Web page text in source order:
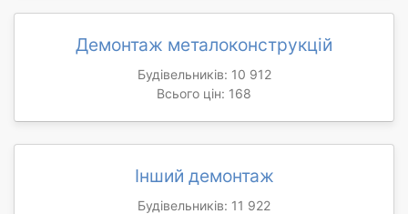
Демонтаж металоконструкцій
Будівельників: 10 912
Всього цін: 168
Інший демонтаж
Будівельників: 11 922